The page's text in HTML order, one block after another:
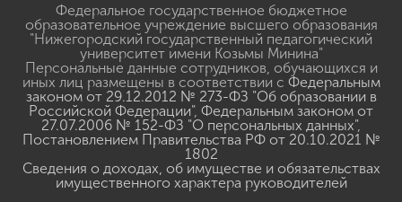
Федеральное государственное бюджетное
образовательное учреждение высшего образования
"Нижегородский государственный педагогический
университет имени Козьмы Минина"
Персональные данные сотрудников, обучающихся и
иных лиц размещены в соответствии с Федеральным
законом от 29.12.2012 № 273-ФЗ "Об образовании в
Российской Федерации", Федеральным законом от
27.07.2006 № 152-ФЗ "О персональных данных",
Постановлением Правительства РФ от 20.10.2021 №
1802
Сведения о доходах, об имуществе и обязательствах
имущественного характера руководителей